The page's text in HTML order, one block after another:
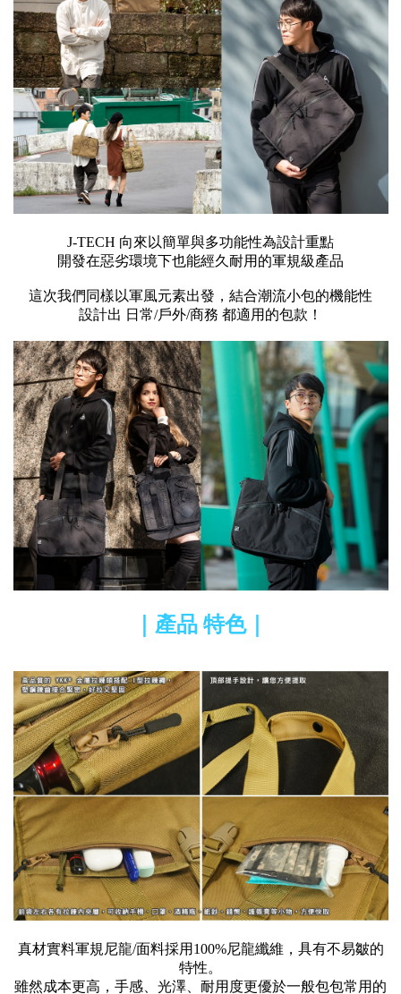
J-TECH 向來以簡單與多功能性為設計重點
開發在惡劣環境下也能經久耐用的軍規級產品
這次我們同樣以軍風元素出發，結合潮流小包的機能性
設計出 日常/戶外/商務 都適用的包款！
｜產品 特色｜
真材實料軍規尼龍/面料採用100%尼龍纖維，具有不易皺的
特性。
雖然成本更高，手感、光澤、耐用度更優於一般包包常用的